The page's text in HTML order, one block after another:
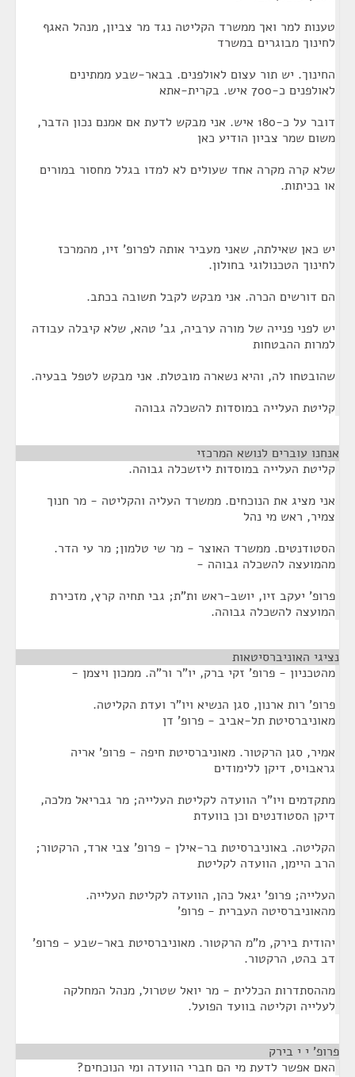
טענות למר ואך ממשרד הקליטה נגד מר צביון, מנהל האגף
לחינוך מבוגרים במשרד
החינוך. יש תור עצום לאולפנים. בבאר-שבע ממתינים
לאולפנים כ-700 איש. בקרית-אתא
דובר על כ-180 איש. אני מבקש לדעת אם אמנם נכון הדבר,
משום שמר צביון הודיע כאן
שלא קרה מקרה אחד שעולים לא למדו בגלל מחסור במורים
או בכיתות.
יש כאן שאילתה, שאני מעביר אותה לפרופ' זיו, מהמרכז
לחינוך הטכנולוגי בחולון.
הם דורשים הכרה. אני מבקש לקבל תשובה בכתב.
יש לפני פנייה של מורה ערביה, גב' טהא, שלא קיבלה עבודה
למרות ההבטחות
שהובטחו לה, והיא נשארה מובטלת. אני מבקש לטפל בבעיה.
קליטת העלייה במוסדות להשכלה גבוהה
אנחנו עוברים לנושא המרכזי
קליטת העלייה במוסדות ליזשכלה גבוהה.
אני מציג את הנוכחים. ממשרד העליה והקליטה - מר חנוך
צמיר, ראש מי נהל
הסטודנטים. ממשרד האוצר - מר שי טלמון; מר עי הדר.
מהמועצה להשכלה גבוהה -
פרופ' יעקב זיו, יושב-ראש ות"ת; גבי תחיה קרץ, מזכירת
המועצה להשכלה גבוהה.
נציגי האוניברסיטאות
מהטכניון - פרופ' זקי ברק, יו"ר ור"ה. ממכון ויצמן -
פרופ' רות ארנון, סגן הנשיא ויו"ר ועדת הקליטה.
מאוניברסיטת תל-אביב - פרופ' דן
אמיר, סגן הרקטור. מאוניברסיטת חיפה - פרופ' אריה
גראבויס, דיקן ללימודים
מתקדמים ויו"ר הוועדה לקליטת העלייה; מר גבריאל מלכה,
דיקן הסטודנטים וכן בוועדת
הקליטה. באוניברסיטת בר-אילן - פרופ' צבי ארד, הרקטור;
הרב היימן, הוועדה לקליטת
העלייה; פרופ' יגאל כהן, הוועדה לקליטת העלייה.
מהאוניברסיטה העברית - פרופ'
יהודית בירק, מ"מ הרקטור. מאוניברסיטת באר-שבע - פרופ'
דב בהט, הרקטור.
מההסתדרות הכללית - מר יואל שטרול, מנהל המחלקה
לעלייה וקליטה בוועד הפועל.
פרופ' י י בירק
האם אפשר לדעת מי הם חברי הוועדה ומי הנוכחים?